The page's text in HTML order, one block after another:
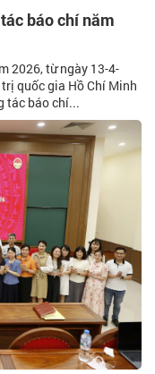
báo chí năm
2026, từ ngày 13-4-
quốc gia Hồ Chí Minh
tác báo chí...